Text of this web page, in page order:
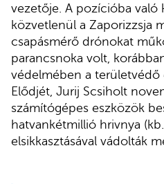
vezetője. A pozícióba való
közvetlenül a Zaporizzsja
csapásmérő drónokat
parancsnoka volt,
védelmében a területvédő
Elődjét, Jurij Scsiholt
számítógépes eszközök
hatvankétmillió hrivnya
elsikkasztásával vádolták